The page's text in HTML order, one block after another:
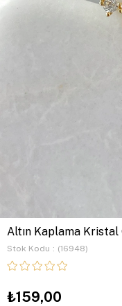
Altın Kaplama Kristal
Stok Kodu (16948)
₺159,00